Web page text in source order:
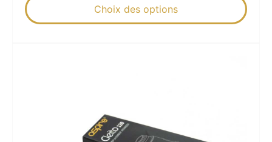
Choix des options